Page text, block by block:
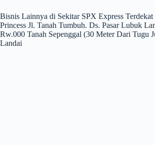
Bisnis Lainnya di Sekitar SPX Express
Princess Jl. Tanah Tumbuh. Ds. Pasar Lubuk
Rw.000 Tanah Sepenggal (30 Meter Dari Tugu
Landai